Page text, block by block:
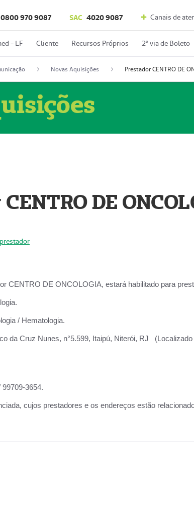
0800 970 9087 SAC 4020 9087 Canais de
- LF Cliente Recursos Próprios 2º via de Boleto
Novas Aquisições Prestador CENTRO DE
DE
CENTRO DE ONCOLOGIA, estará habilitado para
/ Hematologia.
da Cruz Nunes, n°5.599, Itaipú, Niterói, RJ
99709-3654.
cujos prestadores e os endereços estão